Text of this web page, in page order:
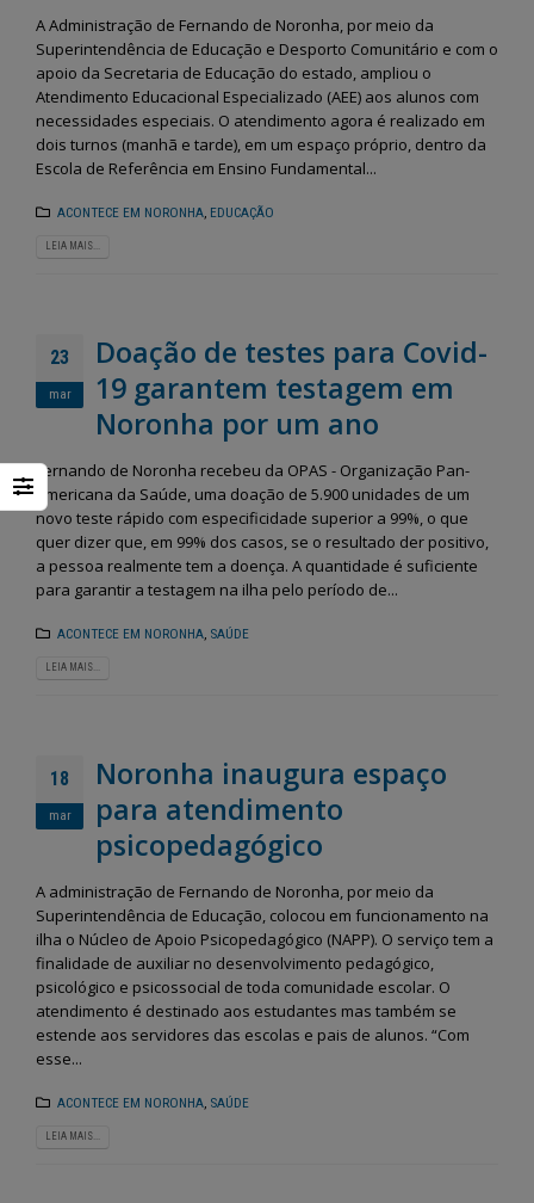
A Administração de Fernando de Noronha, por meio da
Superintendência de Educação e Desporto Comunitário e com o
apoio da Secretaria de Educação do estado, ampliou o
Atendimento Educacional Especializado (AEE) aos alunos com
necessidades especiais. O atendimento agora é realizado em
dois turnos (manhã e tarde), em um espaço próprio, dentro da
Escola de Referência em Ensino Fundamental...
ACONTECE EM NORONHA, EDUCAÇÃO
LEIA MAIS...
23
mar
Doação de testes para Covid-
19 garantem testagem em
Noronha por um ano
Fernando de Noronha recebeu da OPAS - Organização Pan-
Americana da Saúde, uma doação de 5.900 unidades de um
novo teste rápido com especificidade superior a 99%, o que
quer dizer que, em 99% dos casos, se o resultado der positivo,
a pessoa realmente tem a doença. A quantidade é suficiente
para garantir a testagem na ilha pelo período de...
ACONTECE EM NORONHA, SAÚDE
LEIA MAIS...
18
mar
Noronha inaugura espaço
para atendimento
psicopedagógico
A administração de Fernando de Noronha, por meio da
Superintendência de Educação, colocou em funcionamento na
ilha o Núcleo de Apoio Psicopedagógico (NAPP). O serviço tem a
finalidade de auxiliar no desenvolvimento pedagógico,
psicológico e psicossocial de toda comunidade escolar. O
atendimento é destinado aos estudantes mas também se
estende aos servidores das escolas e pais de alunos. “Com
esse...
ACONTECE EM NORONHA, SAÚDE
LEIA MAIS...
Fernando de Noronha vai
dar início ao programa
“Noronha na Palma da
Mão”, um sistema digital moderno
para o recadastramento dos
3 de julho de 2026
Noronha terá Arena da
Copa para transmissão dos
jogos do Brasil
12 de junho de 2026
com programação especial
para toda a comunidade e turistas
12 de junho de 2026
Semana do Meio
2026 mobiliza
educação ambiental
Fernando de Noronha
realiza II Festival
Cultural e Artístico
foco em literatura, arte e
sustentabilidade
26 de maio de 2026